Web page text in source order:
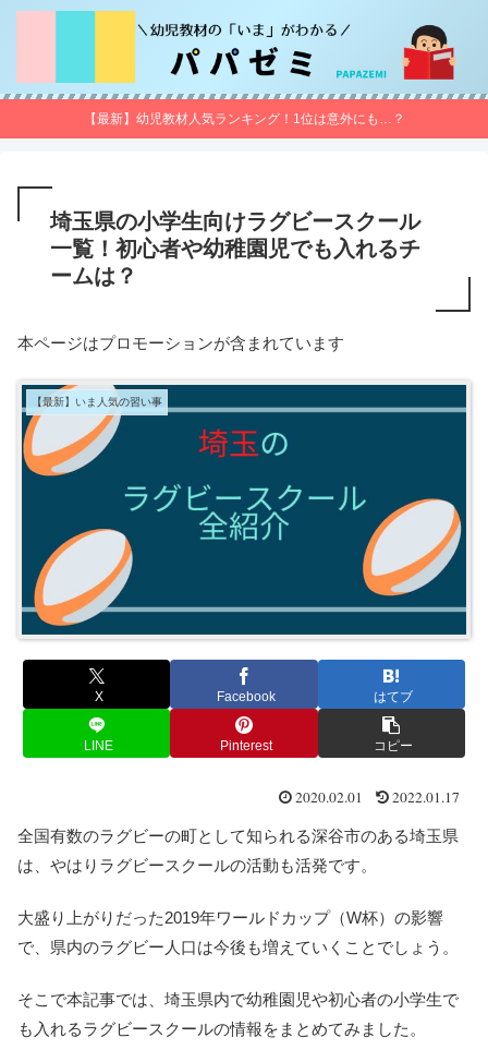
【最新】幼児教材人気ランキング！1位は意外にも…？
埼玉県の小学生向けラグビースクール
一覧！初心者や幼稚園児でも入れるチ
ームは？
本ページはプロモーションが含まれています
【最新】いま人気の習い事
X Facebook はてブ
LINE Pinterest コピー
2020.02.01 2022.01.17
全国有数のラグビーの町として知られる深谷市のある埼玉県
は、やはりラグビースクールの活動も活発です。
大盛り上がりだった2019年ワールドカップ（W杯）の影響
で、県内のラグビー人口は今後も増えていくことでしょう。
そこで本記事では、埼玉県内で幼稚園児や初心者の小学生で
も入れるラグビースクールの情報をまとめてみました。